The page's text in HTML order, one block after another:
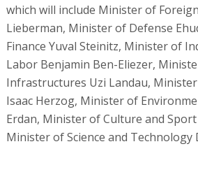
which will include Minister of
Lieberman, Minister of Defense
Finance Yuval Steinitz, Minister of
Labor Benjamin Ben-Eliezer,
Infrastructures Uzi Landau,
Isaac Herzog, Minister of
Erdan, Minister of Culture and
Minister of Science and Technology